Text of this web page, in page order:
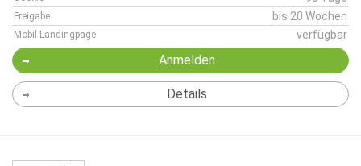
Freigabe bis 20 Wochen
Mobil-Landingpage verfügbar
Anmelden
Details